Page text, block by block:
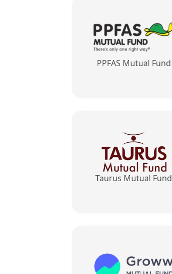
PPFAS Mutual Fund
Taurus Mutual Fund